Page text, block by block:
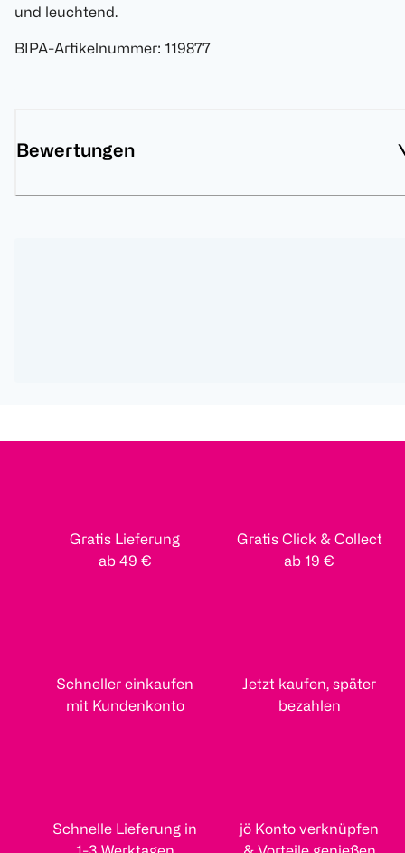
und leuchtend.
BIPA-Artikelnummer: 119877
Bewertungen
Gratis Lieferung
ab 49 €
Gratis Click & Collect
ab 19 €
Schneller einkaufen
mit Kundenkonto
Jetzt kaufen, später
bezahlen
Schnelle Lieferung in
jö Konto verknüpfen